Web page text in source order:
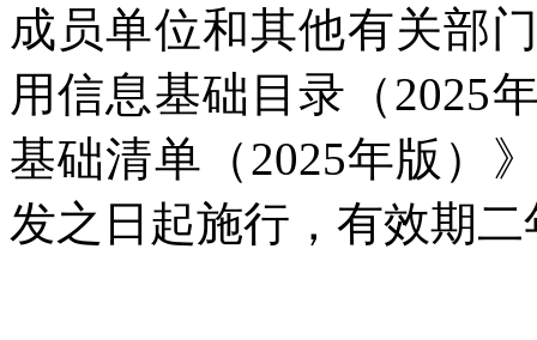
成员单位和其他有关部
用信息基础目录（2025
基础清单（2025年版）
发之日起施行，有效期